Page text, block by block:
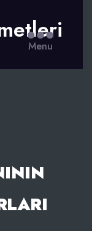
Menu